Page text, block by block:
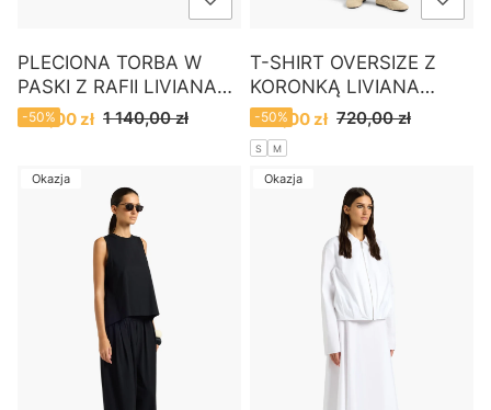
PLECIONA TORBA W
PASKI Z RAFII LIVIANA
CONTI
Cena promocyjna
570,00 zł 1 140,00 zł
-50%
T-SHIRT OVERSIZE Z
KORONKĄ LIVIANA
CONTI
Cena promocyjna
360,00 zł 720,00 zł
-50%
S M
Okazja Okazja